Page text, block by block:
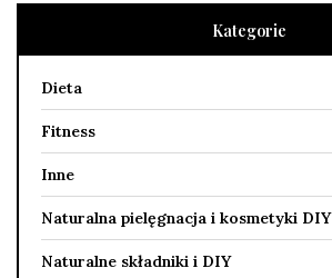
Kategorie
Dieta
Fitness
Inne
Naturalna pielęgnacja i kosmetyki DIY
Naturalne składniki i DIY